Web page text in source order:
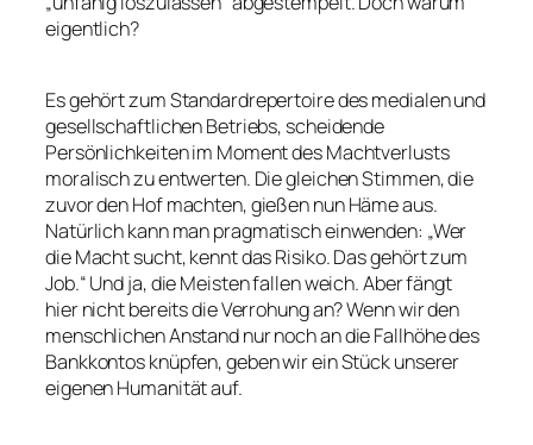
eigentlich?
Es gehört zum Standardrepertoire des medialen und
gesellschaftlichen Betriebs, scheidende
Persönlichkeiten im Moment des Machtverlusts
moralisch zu entwerten. Die gleichen Stimmen, die
zuvor den Hof machten, gießen nun Häme aus.
Natürlich kann man pragmatisch einwenden: „Wer
die Macht sucht, kennt das Risiko. Das gehört zum
Job.“ Und ja, die Meisten fallen weich. Aber fängt
hier nicht bereits die Verrohung an? Wenn wir den
menschlichen Anstand nur noch an die Fallhöhe des
Bankkontos knüpfen, geben wir ein Stück unserer
eigenen Humanität auf.